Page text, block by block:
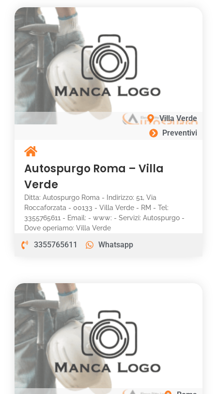
Villa Verde
Preventivi
Autospurgo Roma – Villa
Verde
Ditta: Autospurgo Roma - Indirizzo: 51, Via
Roccaforzata - 00133 - Villa Verde - RM - Tel:
3355765611 - Email: - www: - Servizi: Autospurgo -
Dove operiamo: Villa Verde
3355765611 Whatsapp